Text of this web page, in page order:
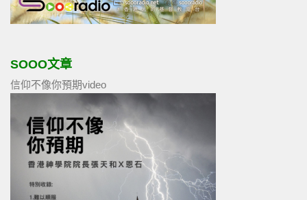
SOOO文章
信仰不像你預期video